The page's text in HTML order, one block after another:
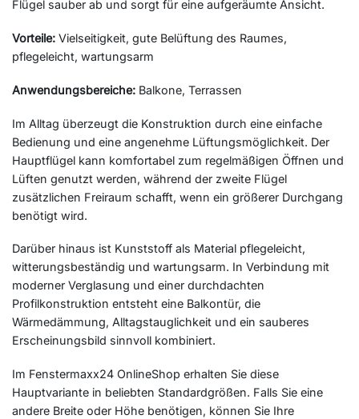
Flügel sauber ab und sorgt für eine aufgeräumte Ansicht.
Vorteile: Vielseitigkeit, gute Belüftung des Raumes,
pflegeleicht, wartungsarm
Anwendungsbereiche: Balkone, Terrassen
Im Alltag überzeugt die Konstruktion durch eine einfache
Bedienung und eine angenehme Lüftungsmöglichkeit. Der
Hauptflügel kann komfortabel zum regelmäßigen Öffnen und
Lüften genutzt werden, während der zweite Flügel
zusätzlichen Freiraum schafft, wenn ein größerer Durchgang
benötigt wird.
Darüber hinaus ist Kunststoff als Material pflegeleicht,
witterungsbeständig und wartungsarm. In Verbindung mit
moderner Verglasung und einer durchdachten
Profilkonstruktion entsteht eine Balkontür, die
Wärmedämmung, Alltagstauglichkeit und ein sauberes
Erscheinungsbild sinnvoll kombiniert.
Im Fenstermaxx24 OnlineShop erhalten Sie diese
Hauptvariante in beliebten Standardgrößen. Falls Sie eine
andere Breite oder Höhe benötigen, können Sie Ihre